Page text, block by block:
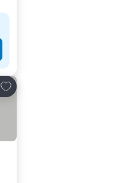
Adicionar aos favoritos